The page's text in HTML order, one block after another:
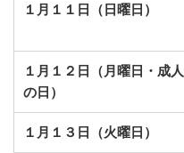
１月１１日（日曜日）
１月１２日（月曜日・成人
の日）
１月１３日（火曜日）